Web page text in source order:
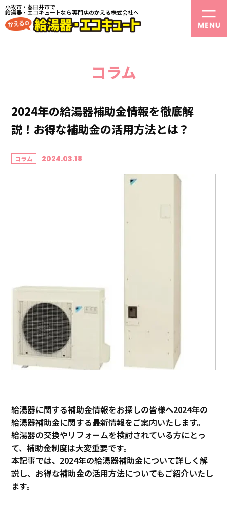
小牧市・春日井市で
給湯器・エコキュートなら専門店のかえる株式会社へ
コラム
2024年の給湯器補助金情報を徹底解
説！お得な補助金の活用方法とは？
コラム 2024.03.18
給湯器に関する補助金情報をお探しの皆様へ2024年の
給湯器補助金に関する最新情報をご案内いたします。
給湯器の交換やリフォームを検討されている方にとっ
て、補助金制度は大変重要です。
本記事では、2024年の給湯器補助金について詳しく解
説し、お得な補助金の活用方法についてもご紹介いたし
ます。